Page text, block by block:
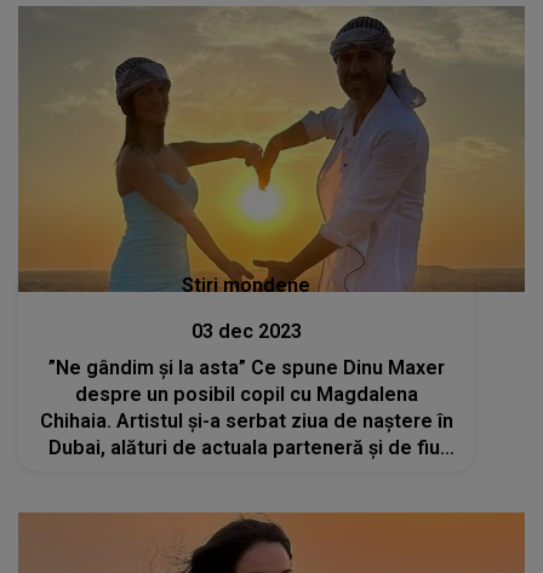
Stiri mondene
03 dec 2023
”Ne gândim și la asta” Ce spune Dinu Maxer
despre un posibil copil cu Magdalena
Chihaia. Artistul și-a serbat ziua de naștere în
Dubai, alături de actuala parteneră și de fiul